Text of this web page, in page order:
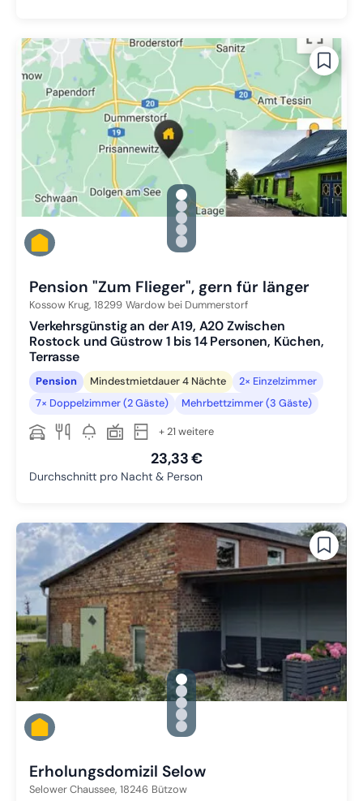
gallery.slide_selector
Zu Slide 1 wechseln
Zu Slide 2 wechseln
Zu Slide 3 wechseln
Zu Slide 4 wechseln
Zu Slide 5 wechseln
Pension "Zum Flieger", gern für länger
Kossow Krug, 18299 Wardow bei Dummerstorf
Verkehrsgünstig an der A19, A20 Zwischen
Rostock und Güstrow 1 bis 14 Personen, Küchen,
Terrasse
Pension Mindestmietdauer 4 Nächte
2× Einzelzimmer
7× Doppelzimmer (2 Gäste)
Mehrbettzimmer (3 Gäste)
+ 21 weitere
23,33 €
Durchschnitt pro Nacht & Person
gallery.slide_selector
Zu Slide 1 wechseln
Zu Slide 2 wechseln
Zu Slide 3 wechseln
Zu Slide 4 wechseln
Zu Slide 5 wechseln
Erholungsdomizil Selow
Selower Chaussee, 18246 Bützow